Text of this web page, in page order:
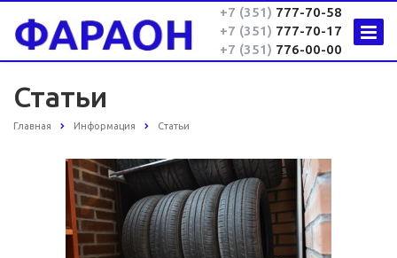
+7 (351) 777-70-58
+7 (351) 777-70-17
+7 (351) 776-00-00
Статьи
Главная Информация Статьи